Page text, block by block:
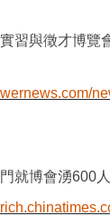
實習與徵才博覽
門就博會湧600